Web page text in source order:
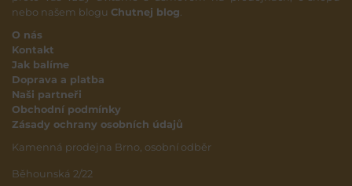
nebo našem blogu Chutnej blog.
O nás
Kontakt
Jak balíme
Doprava a platba
Naši partneři
Obchodní podmínky
Zásady ochrany osobních údajů
Kamenná prodejna Brno, osobní odběr
Běhounská 2/22